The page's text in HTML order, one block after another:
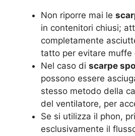
Non riporre mai le
in contenitori chiusi;
completamente
tatto per evitare muffe
Nel caso di scarpe
possono essere
stesso metodo della
del ventilatore, per
Se si utilizza il phon,
esclusivamente il